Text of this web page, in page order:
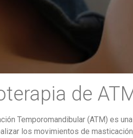
de
Temporomandibular (ATM) es
los movimientos de